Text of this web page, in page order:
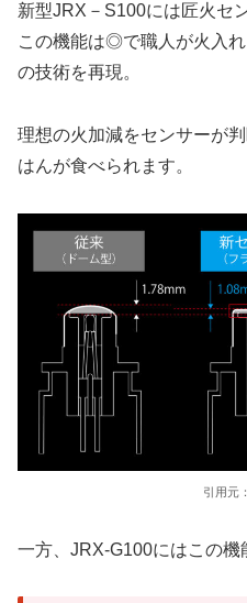
新型JRX－S100には匠火セ
この機能は◎で職人が火入
の技術を再現。
理想の火加減をセンサーが
はんが食べられます。
引用元：
一方、JRX-G100にはこの機